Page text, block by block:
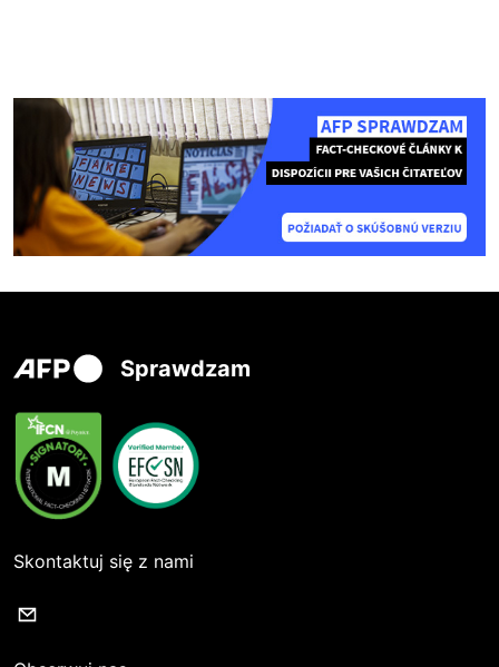
Sprawdzam
Skontaktuj się z nami